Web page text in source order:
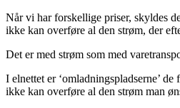
Når vi har forskellige priser, skyldes
ikke kan overføre al den strøm, der
Det er med strøm som med
I elnettet er ‘omladningspladserne’ de
ikke kan overføre al den strøm man